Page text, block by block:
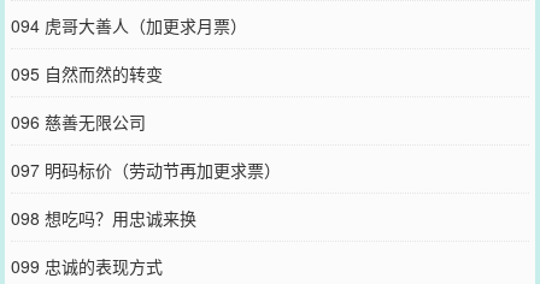
094 虎哥大善人（加更求月票）
095 自然而然的转变
096 慈善无限公司
097 明码标价（劳动节再加更求票）
098 想吃吗？用忠诚来换
099 忠诚的表现方式